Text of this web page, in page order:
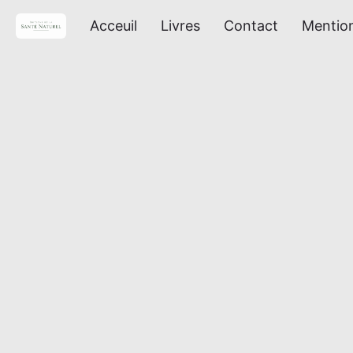
Acceuil Livres Contact